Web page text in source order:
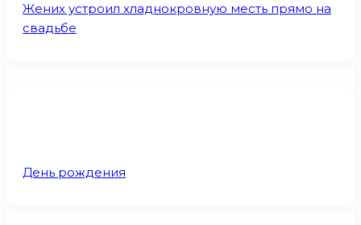
Жених устроил хладнокровную месть прямо на
свадьбе
День рождения